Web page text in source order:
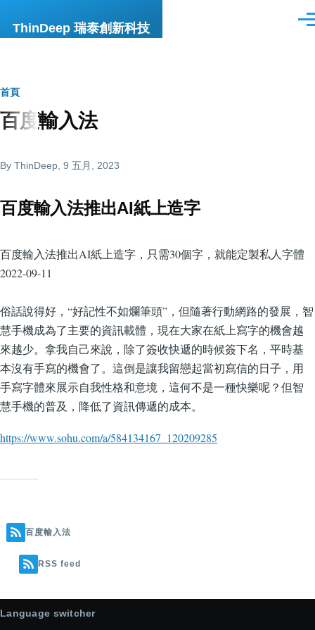
ThinDeep 瑞泰創新科技
選
導
航
結
首頁
百度輸入法
By ThinDeep , 9 五月, 2023
百度輸入法推出AI紙上造字
百度輸入法推出AI紙上造字，只需30個字，就能定製私人字體
2022-09-11
俗話說得好，“好記性不如爛筆頭”，但隨著行動網路的發展，智
慧手機成為了主要的資訊載體，現在大家在紙上寫字的機會越
來越少。拿我自己來說，除了簽收快遞的時候簽下名，平時基
本沒有手寫的機會了。這倒是讓我留戀起當初寫信的日子，用
手寫字體來展示自我性格和意境，這何不是一種快樂呢？但智
慧手機的普及，降低了資訊傳遞的成本。
https://www.sohu.com/a/584134167_120209285
百度輸入法
RSS feed
Language switcher